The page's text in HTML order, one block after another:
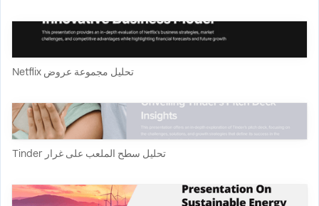
تحليل مجموعة عروض Netflix
تحليل سطح الملعب على غرار Tinder